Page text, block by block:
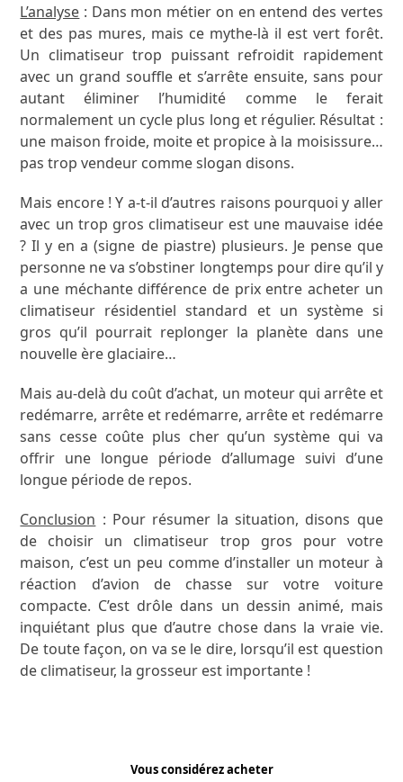
L’analyse : Dans mon métier on en entend des vertes
et des pas mures, mais ce mythe-là il est vert forêt.
Un climatiseur trop puissant refroidit rapidement
avec un grand souffle et s’arrête ensuite, sans pour
autant éliminer l’humidité comme le ferait
normalement un cycle plus long et régulier. Résultat :
une maison froide, moite et propice à la moisissure…
pas trop vendeur comme slogan disons.
Mais encore ! Y a-t-il d’autres raisons pourquoi y aller
avec un trop gros climatiseur est une mauvaise idée
? Il y en a (signe de piastre) plusieurs. Je pense que
personne ne va s’obstiner longtemps pour dire qu’il y
a une méchante différence de prix entre acheter un
climatiseur résidentiel standard et un système si
gros qu’il pourrait replonger la planète dans une
nouvelle ère glaciaire…
Mais au-delà du coût d’achat, un moteur qui arrête et
redémarre, arrête et redémarre, arrête et redémarre
sans cesse coûte plus cher qu’un système qui va
offrir une longue période d’allumage suivi d’une
longue période de repos.
Conclusion : Pour résumer la situation, disons que
de choisir un climatiseur trop gros pour votre
maison, c’est un peu comme d’installer un moteur à
réaction d’avion de chasse sur votre voiture
compacte. C’est drôle dans un dessin animé, mais
inquiétant plus que d’autre chose dans la vraie vie.
De toute façon, on va se le dire, lorsqu’il est question
de climatiseur, la grosseur est importante !
Vous considérez acheter